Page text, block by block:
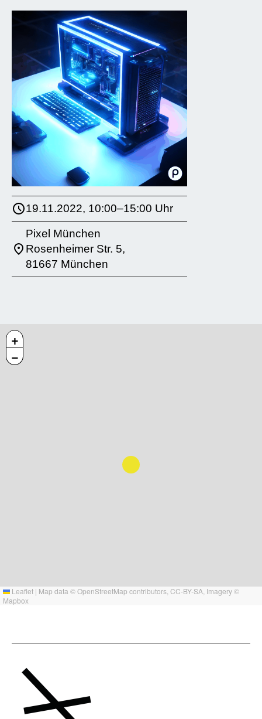
19.11.2022, 10:00–15:00 Uhr
Pixel München
Rosenheimer Str. 5,
81667 München
+
−
Leaflet | Map data ©OpenStreetMap contributors, CC-BY-SA , Imagery ©
Mapbox